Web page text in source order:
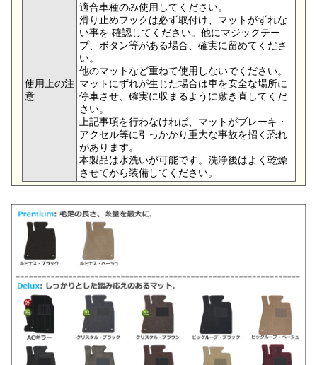
使用上の注
意
適合車種のみ使用してください。
滑り止めフックは必ず取付け、マットがずれな
い事を 確認してください。他にマジックテー
プ、ボタン等がある場合、確実に留めてくださ
い。
他のマットなど重ねて使用しないでください。
マットにずれが生じた場合は車を安全な場所に
停車させ、確実に収まるように敷き直してくだ
さい。
上記事項を行わなければ、マットがブレーキ・
アクセル等に引っかかり重大な事故を招く恐れ
があります。
本製品は水洗いが可能です。洗浄後はよく乾燥
させてから装備してください。